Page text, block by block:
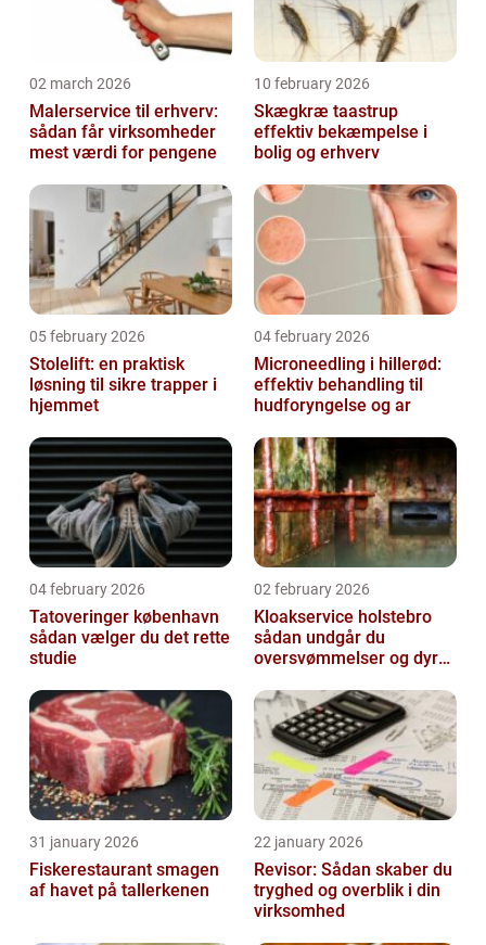
02 march 2026
Malerservice til erhverv:
sådan får virksomheder
mest værdi for pengene
10 february 2026
Skægkræ taastrup
effektiv bekæmpelse i
bolig og erhverv
05 february 2026
Stolelift: en praktisk
løsning til sikre trapper i
hjemmet
04 february 2026
Microneedling i hillerød:
effektiv behandling til
hudforyngelse og ar
04 february 2026
Tatoveringer københavn
sådan vælger du det rette
studie
02 february 2026
Kloakservice holstebro
sådan undgår du
oversvømmelser og dyre
31 january 2026
Fiskerestaurant smagen
af havet på tallerkenen
22 january 2026
Revisor: Sådan skaber du
tryghed og overblik i din
virksomhed